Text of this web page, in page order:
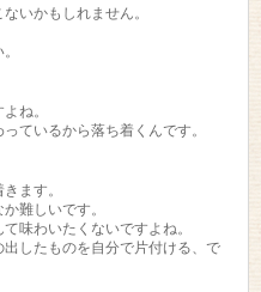
いかもしれません。
ね。
ているから落ち着くんです。
ます。
難しいです。
味わいたくないですよね。
したものを自分で片付ける、で